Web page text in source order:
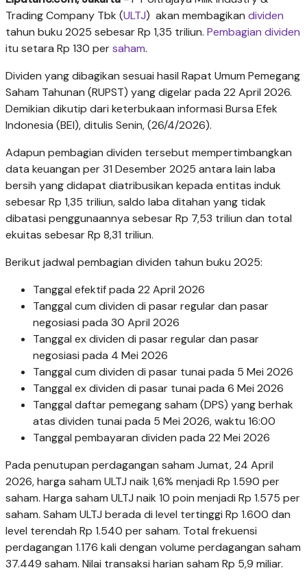
Trading Company Tbk (ULTJ) akan membagikan dividen
tahun buku 2025 sebesar Rp 1,35 triliun. Pembagian dividen
itu setara Rp 130 persaham.
Dividen yang dibagikan sesuai hasil Rapat Umum Pemegang
Saham Tahunan (RUPST) yang digelar pada 22 April 2026.
Demikian dikutip dari keterbukaan informasi Bursa Efek
Indonesia (BEI), ditulis Senin, (26/4/2026).
Adapun pembagian dividen tersebut mempertimbangkan
data keuangan per 31 Desember 2025 antara lain laba
bersih yang didapat diatribusikan kepada entitas induk
sebesar Rp 1,35 triliun, saldo laba ditahan yang tidak
dibatasi penggunaannya sebesar Rp 7,53 triliun dan total
ekuitas sebesar Rp 8,31 triliun.
Berikut jadwal pembagian dividen tahun buku 2025:
Tanggal efektif pada 22 April 2026
Tanggal cum dividen di pasar regular dan pasar
negosiasi pada 30 April 2026
Tanggal ex dividen di pasar regular dan pasar
negosiasi pada 4 Mei 2026
Tanggal cum dividen di pasar tunai pada 5 Mei 2026
Tanggal ex dividen di pasar tunai pada 6 Mei 2026
Tanggal daftar pemegang saham (DPS) yang berhak
atas dividen tunai pada 5 Mei 2026, waktu 16:00
Tanggal pembayaran dividen pada 22 Mei 2026
Pada penutupan perdagangan saham Jumat, 24 April
2026, harga saham ULTJ naik 1,6% menjadi Rp 1.590 per
saham. Harga saham ULTJ naik 10 poin menjadi Rp 1.575 per
saham. Saham ULTJ berada di level tertinggi Rp 1.600 dan
level terendah Rp 1.540 per saham. Total frekuensi
perdagangan 1.176 kali dengan volume perdagangan saham
37.449 saham. Nilai transaksi harian saham Rp 5,9 miliar.